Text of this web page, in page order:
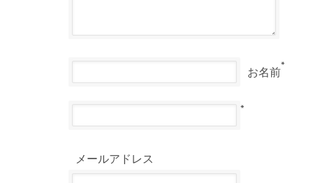
お名前*
メールアドレス
*